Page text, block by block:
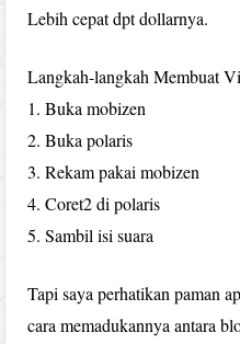
Lebih cepat dpt dollarnya.
Langkah-langkah Membuat
1. Buka mobizen
2. Buka polaris
3. Rekam pakai mobizen
4. Coret2 di polaris
5. Sambil isi suara
Tapi saya perhatikan paman
cara memadukannya antara